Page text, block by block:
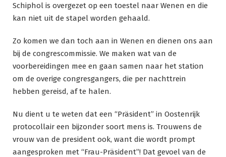
Schiphol is overgezet op een toestel naar Wenen en die
kan niet uit de stapel worden gehaald.
Zo komen we dan toch aan in Wenen en dienen ons aan
bij de congrescommissie. We maken wat van de
voorbereidingen mee en gaan samen naar het station
om de overige congresgangers, die per nachttrein
hebben gereisd, af te halen.
Nu dient u te weten dat een “Präsident” in Oostenrijk
protocollair een bijzonder soort mens is. Trouwens de
vrouw van de president ook, want die wordt prompt
aangesproken met “Frau-Präsident”! Dat gevoel van de